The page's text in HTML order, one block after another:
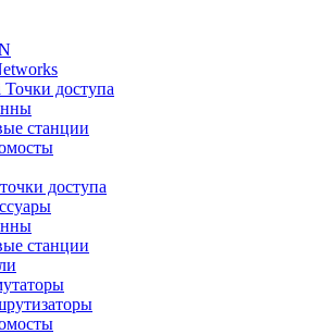
доступа
станции
доступа
станции